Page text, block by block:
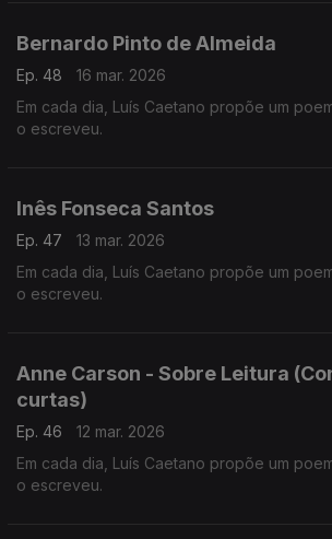
Bernardo Pinto de Almeida
Ep. 48
16 mar. 2026
Em cada dia, Luís Caetano propõe um
o escreveu.
Inês Fonseca Santos
Ep. 47
13 mar. 2026
Em cada dia, Luís Caetano propõe um
o escreveu.
Anne Carson - Sobre Leitura
curtas)
Ep. 46
12 mar. 2026
Em cada dia, Luís Caetano propõe um
o escreveu.